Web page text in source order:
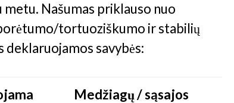
Našumas priklauso nuo
tortuoziškumo ir stabilių
deklaruojamos savybės:
Medžiagų / sąsajos